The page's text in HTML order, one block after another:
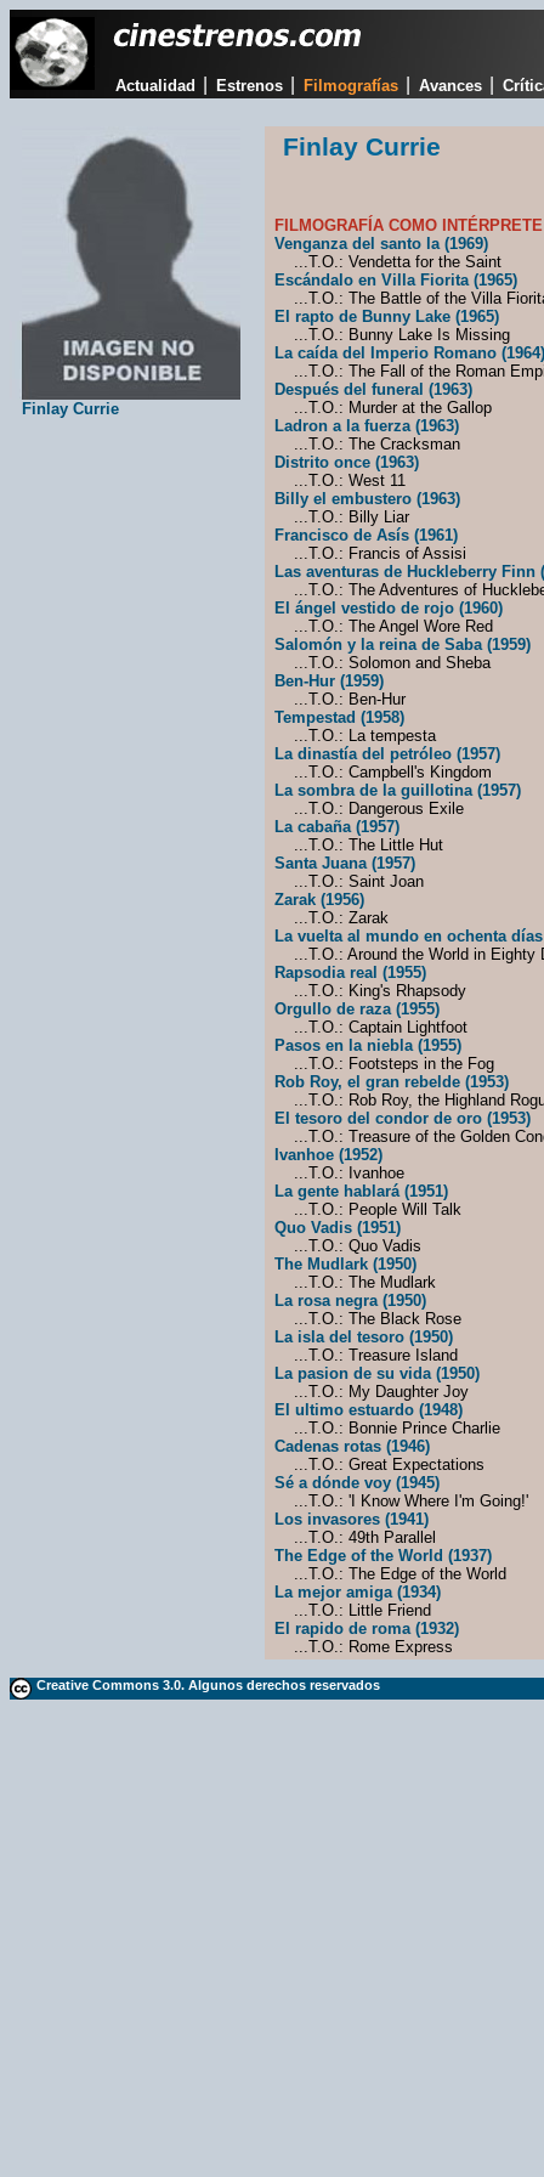
Actualidad Estrenos Filmografías Avances
Finlay Currie
Finlay Currie
FILMOGRAFÍA COMO
Venganza del santo la (1969)
...T.O.: Vendetta for the Saint
Escándalo en Villa Fiorita (1965)
...T.O.: The Battle of the Villa
El rapto de Bunny Lake (1965)
...T.O.: Bunny Lake Is Missing
La caída del Imperio Romano (1964)
...T.O.: The Fall of the Roman
Después del funeral (1963)
...T.O.: Murder at the Gallop
Ladron a la fuerza (1963)
...T.O.: The Cracksman
Distrito once (1963)
...T.O.: West 11
Billy el embustero (1963)
...T.O.: Billy Liar
Francisco de Asís (1961)
...T.O.: Francis of Assisi
Las aventuras de Huckleberry Finn
...T.O.: The Adventures of
El ángel vestido de rojo (1960)
...T.O.: The Angel Wore Red
Salomón y la reina de Saba (1959)
...T.O.: Solomon and Sheba
Ben-Hur (1959)
...T.O.: Ben-Hur
Tempestad (1958)
...T.O.: La tempesta
La dinastía del petróleo (1957)
...T.O.: Campbell's Kingdom
La sombra de la guillotina (1957)
...T.O.: Dangerous Exile
La cabaña (1957)
...T.O.: The Little Hut
Santa Juana (1957)
...T.O.: Saint Joan
Zarak (1956)
...T.O.: Zarak
La vuelta al mundo en ochenta días
...T.O.: Around the World in Eighty
Rapsodia real (1955)
...T.O.: King's Rhapsody
Orgullo de raza (1955)
...T.O.: Captain Lightfoot
Pasos en la niebla (1955)
...T.O.: Footsteps in the Fog
Rob Roy, el gran rebelde (1953)
...T.O.: Rob Roy, the Highland
El tesoro del condor de oro (1953)
...T.O.: Treasure of the Golden
Ivanhoe (1952)
...T.O.: Ivanhoe
La gente hablará (1951)
...T.O.: People Will Talk
Quo Vadis (1951)
...T.O.: Quo Vadis
The Mudlark (1950)
...T.O.: The Mudlark
La rosa negra (1950)
...T.O.: The Black Rose
La isla del tesoro (1950)
...T.O.: Treasure Island
La pasion de su vida (1950)
...T.O.: My Daughter Joy
El ultimo estuardo (1948)
...T.O.: Bonnie Prince Charlie
Cadenas rotas (1946)
...T.O.: Great Expectations
Sé a dónde voy (1945)
...T.O.: 'I Know Where I'm Going!'
Los invasores (1941)
...T.O.: 49th Parallel
The Edge of the World (1937)
...T.O.: The Edge of the World
La mejor amiga (1934)
...T.O.: Little Friend
El rapido de roma (1932)
...T.O.: Rome Express
Creative Commons 3.0. Algunos derechos reservados